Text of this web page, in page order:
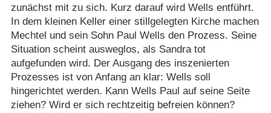
zunächst mit zu sich. Kurz darauf wird Wells entführt.
In dem kleinen Keller einer stillgelegten Kirche machen
Mechtel und sein Sohn Paul Wells den Prozess. Seine
Situation scheint ausweglos, als Sandra tot
aufgefunden wird. Der Ausgang des inszenierten
Prozesses ist von Anfang an klar: Wells soll
hingerichtet werden. Kann Wells Paul auf seine Seite
ziehen? Wird er sich rechtzeitig befreien können?